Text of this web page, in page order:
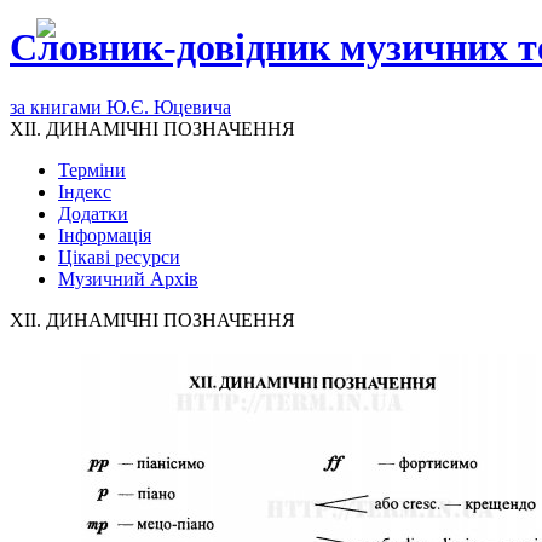
Словник-довідник музичних
за книгами Ю.Є. Юцевича
XII. ДИНАМІЧНІ ПОЗНАЧЕННЯ
Терміни
Індекс
Додатки
Інформація
Цікаві ресурси
Музичний Архів
XII. ДИНАМІЧНІ ПОЗНАЧЕННЯ